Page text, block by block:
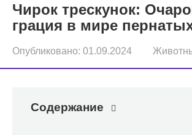
с
к
Чирок трескунок:
грация в мире
Опубликовано: 01.09.2024
Содержание